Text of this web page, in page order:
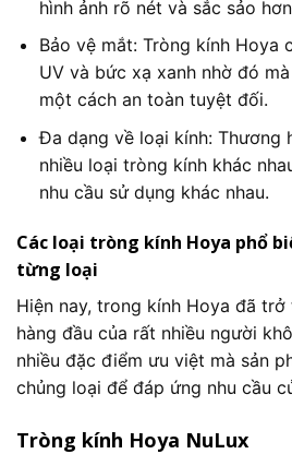
hình ảnh rõ nét và sắc sảo
Bảo vệ mắt: Tròng kính Hoya
UV và bức xạ xanh nhờ đó
một cách an toàn tuyệt đối.
Đa dạng về loại kính: Thương
nhiều loại tròng kính khác
nhu cầu sử dụng khác nhau.
Các loại tròng kính Hoya phổ
từng loại
Hiện nay, trong kính Hoya đã
hàng đầu của rất nhiều người
nhiều đặc điểm ưu việt mà sản
chủng loại để đáp ứng nhu cầu
Tròng kính Hoya NuLux